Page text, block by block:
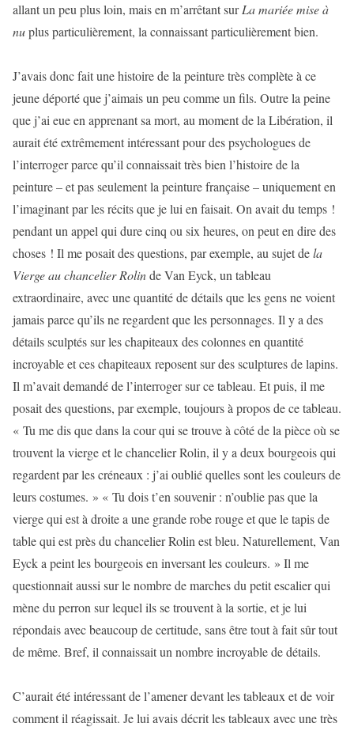
allant un peu plus loin, mais en m’arrêtant surLa mariée mise à
nuplus particulièrement, la connaissant particulièrement bien.
J’avais donc fait une histoire de la peinture très complète à ce
jeune déporté que j’aimais un peu comme un fils. Outre la peine
que j’ai eue en apprenant sa mort, au moment de la Libération, il
aurait été extrêmement intéressant pour des psychologues de
l’interroger parce qu’il connaissait très bien l’histoire de la
peinture – et pas seulement la peinture française – uniquement en
l’imaginant par les récits que je lui en faisait. On avait du temps !
pendant un appel qui dure cinq ou six heures, on peut en dire des
choses ! Il me posait des questions, par exemple, au sujet dela
Vierge au chancelier Rolinde Van Eyck, un tableau
extraordinaire, avec une quantité de détails que les gens ne voient
jamais parce qu’ils ne regardent que les personnages. Il y a des
détails sculptés sur les chapiteaux des colonnes en quantité
incroyable et ces chapiteaux reposent sur des sculptures de lapins.
Il m’avait demandé de l’interroger sur ce tableau. Et puis, il me
posait des questions, par exemple, toujours à propos de ce tableau.
« Tu me dis que dans la cour qui se trouve à côté de la pièce où se
trouvent la vierge et le chancelier Rolin, il y a deux bourgeois qui
regardent par les créneaux : j’ai oublié quelles sont les couleurs de
leurs costumes. » « Tu dois t’en souvenir : n’oublie pas que la
vierge qui est à droite a une grande robe rouge et que le tapis de
table qui est près du chancelier Rolin est bleu. Naturellement, Van
Eyck a peint les bourgeois en inversant les couleurs. » Il me
questionnait aussi sur le nombre de marches du petit escalier qui
mène du perron sur lequel ils se trouvent à la sortie, et je lui
répondais avec beaucoup de certitude, sans être tout à fait sûr tout
de même. Bref, il connaissait un nombre incroyable de détails.
C’aurait été intéressant de l’amener devant les tableaux et de voir
comment il réagissait. Je lui avais décrit les tableaux avec une très